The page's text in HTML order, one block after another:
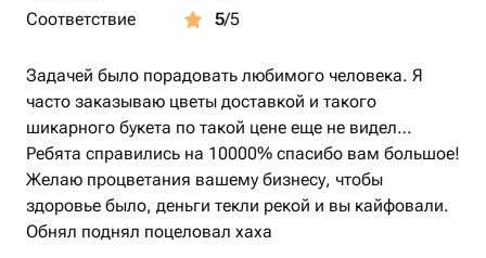
Соответствие
5/5
Задачей было порадовать любимого человека. Я
часто заказываю цветы доставкой и такого
шикарного букета по такой цене еще не видел…
Ребята справились на 10000% спасибо вам большое!
Желаю процветания вашему бизнесу, чтобы
здоровье было, деньги текли рекой и вы кайфовали.
Обнял поднял поцеловал хаха